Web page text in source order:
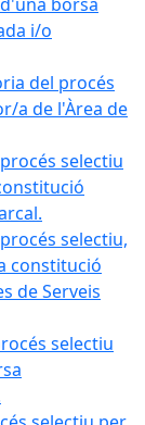
i/o
del procés
a de l'Àrea de
selectiu
selectiu,
constitució
de Serveis
selectiu